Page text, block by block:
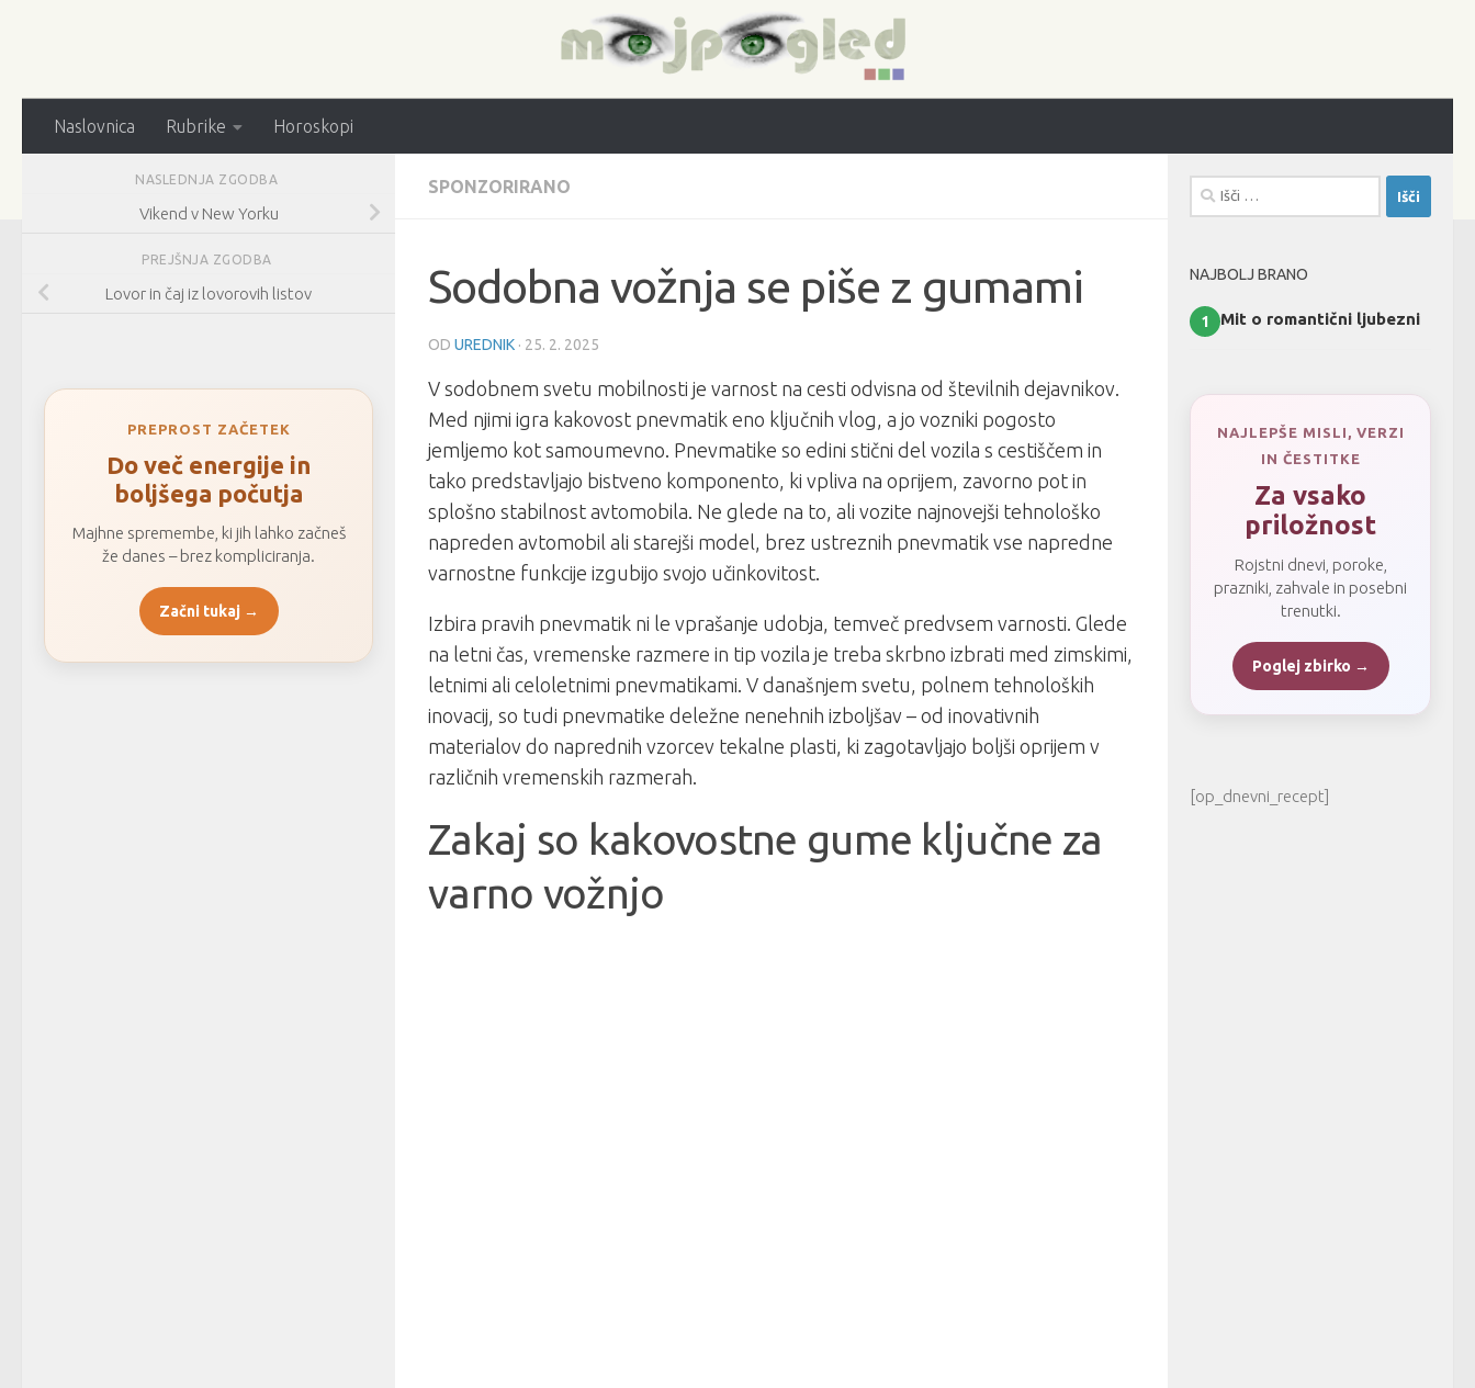
Naslovnica Rubrike Horoskopi
SPONZORIRANO
Sodobna vožnja se piše z gumami
OD UREDNIK · 25. 2. 2025
V sodobnem svetu mobilnosti je varnost na cesti odvisna od številnih dejavnikov.
Med njimi igra kakovost pnevmatik eno ključnih vlog, a jo vozniki pogosto
jemljemo kot samoumevno. Pnevmatike so edini stični del vozila s cestiščem in
tako predstavljajo bistveno komponento, ki vpliva na oprijem, zavorno pot in
splošno stabilnost avtomobila. Ne glede na to, ali vozite najnovejši tehnološko
napreden avtomobil ali starejši model, brez ustreznih pnevmatik vse napredne
varnostne funkcije izgubijo svojo učinkovitost.
Izbira pravih pnevmatik ni le vprašanje udobja, temveč predvsem varnosti. Glede
na letni čas, vremenske razmere in tip vozila je treba skrbno izbrati med zimskimi,
letnimi ali celoletnimi pnevmatikami. V današnjem svetu, polnem tehnoloških
inovacij, so tudi pnevmatike deležne nenehnih izboljšav – od inovativnih
materialov do naprednih vzorcev tekalne plasti, ki zagotavljajo boljši oprijem v
različnih vremenskih razmerah.
Zakaj so kakovostne gume ključne za
varno vožnjo
NASLEDNJA ZGODBA
Vikend v New Yorku
PREJŠNJA ZGODBA
Lovor in čaj iz lovorovih listov
PREPROST ZAČETEK
Do več energije in
boljšega počutja
Majhne spremembe, ki jih lahko začneš
že danes – brez kompliciranja.
Začni tukaj →
Išči:
NAJBOLJ BRANO
1 Mit o romantični ljubezni
NAJLEPŠE MISLI, VERZI
IN ČESTITKE
Za vsako
priložnost
Rojstni dnevi, poroke,
prazniki, zahvale in posebni
trenutki.
Poglej zbirko →
[op_dnevni_recept]